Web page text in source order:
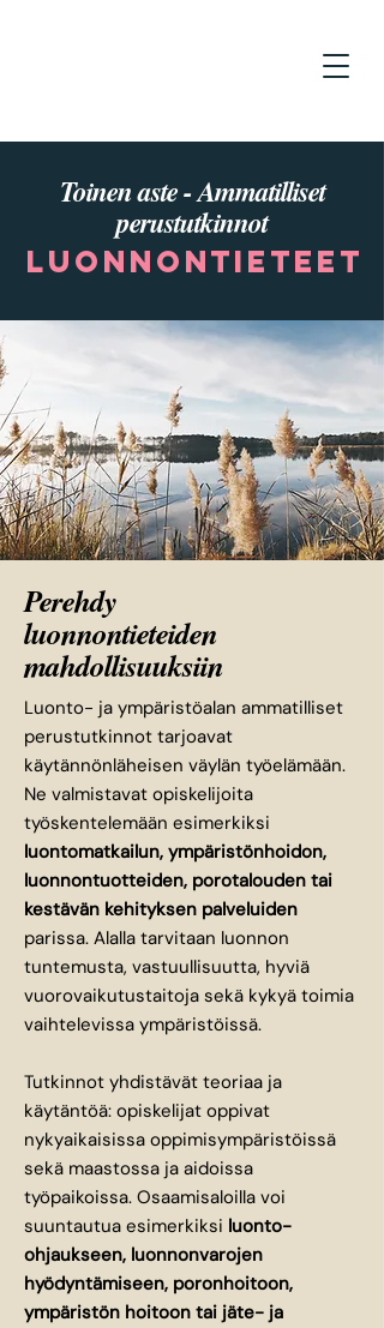
Toinen aste - Ammatilliset
perustutkinnot
Luonnontieteet
Perehdy
luonnontieteiden
mahdollisuuksiin
Luonto- ja ympäristöalan ammatilliset
perustutkinnot tarjoavat
käytännönläheisen väylän työelämään.
Ne valmistavat opiskelijoita
työskentelemään esimerkiksi
luontomatkailun, ympäristönhoidon,
luonnontuotteiden, porotalouden tai
kestävän kehityksen palveluiden
parissa. Alalla tarvitaan luonnon
tuntemusta, vastuullisuutta, hyviä
vuorovaikutustaitoja sekä kykyä toimia
vaihtelevissa ympäristöissä.
Tutkinnot yhdistävät teoriaa ja
käytäntöä: opiskelijat oppivat
nykyaikaisissa oppimisympäristöissä
sekä maastossa ja aidoissa
työpaikoissa. Osaamisaloilla voi
suuntautua esimerkiksi luonto-
ohjaukseen, luonnonvarojen
hyödyntämiseen, poronhoitoon,
ympäristön hoitoon tai jäte- ja